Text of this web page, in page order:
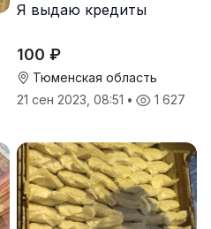
Я выдаю кредиты
100 ₽
Тюменская область
21 сен 2023, 08:51 • 1 627